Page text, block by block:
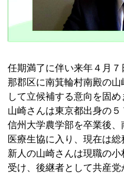
任期満了に伴い来年４月
那郡区に南箕輪村南殿の
して立候補する意向を固め
山崎さんは東京都出身の５
信州大学農学部を卒業後
医療生協に入り、現在は総
新人の山崎さんは現職の
受け、後継者として共産党